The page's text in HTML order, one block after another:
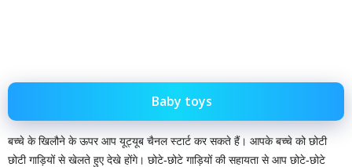
Baby toys
बच्चे के खिलौने के ऊपर आप यूट्यूब चैनल स्टार्ट कर सकते हैं। आपके बच्चे को छोटी
छोटी गाड़ियों से खेलते हुए देखे होंगे। छोटे-छोटे गाड़ियों की सहायता से आप छोटे-छोटे